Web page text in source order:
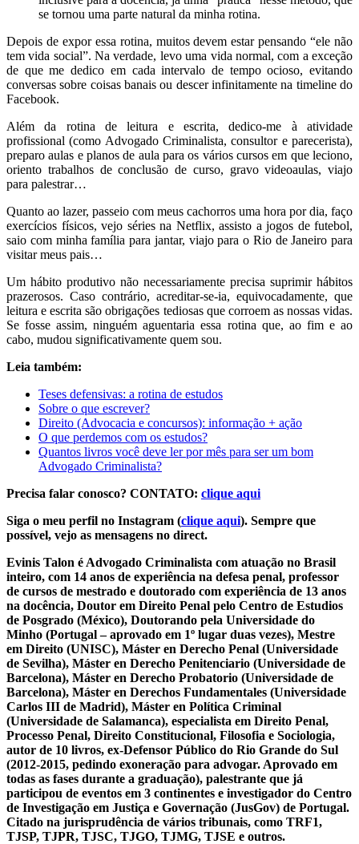
se tornou uma parte natural da minha rotina.
Depois de expor essa rotina, muitos devem estar pensando “ele não
tem vida social”. Na verdade, levo uma vida normal, com a exceção
de que me dedico em cada intervalo de tempo ocioso, evitando
conversas sobre coisas banais ou descer infinitamente na timeline do
Facebook.
Além da rotina de leitura e escrita, dedico-me à atividade
profissional (como Advogado Criminalista, consultor e parecerista),
preparo aulas e planos de aula para os vários cursos em que leciono,
oriento trabalhos de conclusão de curso, gravo videoaulas, viajo
para palestrar…
Quanto ao lazer, passeio com meus cachorros uma hora por dia, faço
exercícios físicos, vejo séries na Netflix, assisto a jogos de futebol,
saio com minha família para jantar, viajo para o Rio de Janeiro para
visitar meus pais…
Um hábito produtivo não necessariamente precisa suprimir hábitos
prazerosos. Caso contrário, acreditar-se-ia, equivocadamente, que
leitura e escrita são obrigações tediosas que corroem as nossas vidas.
Se fosse assim, ninguém aguentaria essa rotina que, ao fim e ao
cabo, mudou significativamente quem sou.
Leia também:
Teses defensivas: a rotina de estudos
Sobre o que escrever?
Direito (Advocacia e concursos): informação + ação
O que perdemos com os estudos?
Quantos livros você deve ler por mês para ser um bom
Advogado Criminalista?
Precisa falar conosco? CONTATO: clique aqui
Siga o meu perfil no Instagram (clique aqui). Sempre que
possível, vejo as mensagens no direct.
Evinis Talon é Advogado Criminalista com atuação no Brasil
inteiro, com 14 anos de experiência na defesa penal, professor
de cursos de mestrado e doutorado com experiência de 13 anos
na docência, Doutor em Direito Penal pelo Centro de Estudios
de Posgrado (México), Doutorando pela Universidade do
Minho (Portugal – aprovado em 1º lugar duas vezes), Mestre
em Direito (UNISC), Máster en Derecho Penal (Universidade
de Sevilha), Máster en Derecho Penitenciario (Universidade de
Barcelona), Máster en Derecho Probatorio (Universidade de
Barcelona), Máster en Derechos Fundamentales (Universidade
Carlos III de Madrid), Máster en Política Criminal
(Universidade de Salamanca), especialista em Direito Penal,
Processo Penal, Direito Constitucional, Filosofia e Sociologia,
autor de 10 livros, ex-Defensor Público do Rio Grande do Sul
(2012-2015, pedindo exoneração para advogar. Aprovado em
todas as fases durante a graduação), palestrante que já
participou de eventos em 3 continentes e investigador do Centro
de Investigação em Justiça e Governação (JusGov) de Portugal.
Citado na jurisprudência de vários tribunais, como TRF1,
TJSP, TJPR, TJSC, TJGO, TJMG, TJSE e outros.